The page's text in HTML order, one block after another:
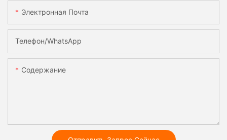
Электронная Почта
Телефон/WhatsApp
Содержание